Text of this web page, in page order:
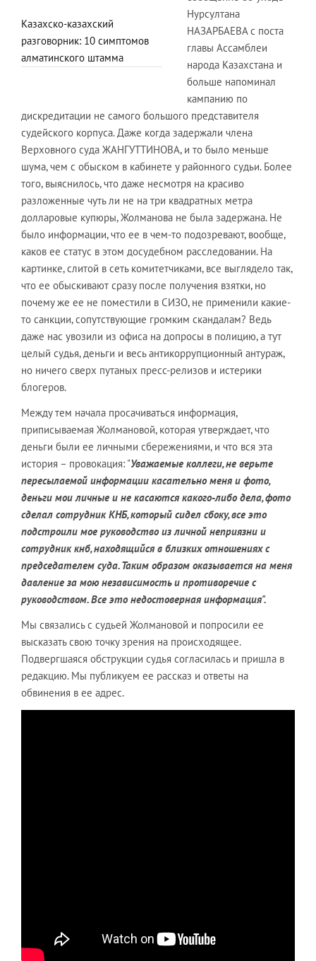
Казахско-казахский
разговорник: 10 симптомов
алматинского штамма
Нурсултана
НАЗАРБАЕВА с поста
главы Ассамблеи
народа Казахстана и
больше напоминал
кампанию по
дискредитации не самого большого представителя
судейского корпуса. Даже когда задержали члена
Верховного суда ЖАНГУТТИНОВА, и то было меньше
шума, чем с обыском в кабинете у районного судьи. Более
того, выяснилось, что даже несмотря на красиво
разложенные чуть ли не на три квадратных метра
долларовые купюры, Жолманова не была задержана. Не
было информации, что ее в чем-то подозревают, вообще,
каков ее статус в этом досудебном расследовании. На
картинке, слитой в сеть комитетчиками, все выглядело так,
что ее обыскивают сразу после получения взятки, но
почему же ее не поместили в СИЗО, не применили какие-
то санкции, сопутствующие громким скандалам? Ведь
даже нас увозили из офиса на допросы в полицию, а тут
целый судья, деньги и весь антикоррупционный антураж,
но ничего сверх путаных пресс-релизов и истерики
блогеров.
Между тем начала просачиваться информация,
приписываемая Жолмановой, которая утверждает, что
деньги были ее личными сбережениями, и что вся эта
история – провокация: "Уважаемые коллеги, не верьте
пересылаемой информации касательно меня и фото,
деньги мои личные и не касаются какого-либо дела, фото
сделал сотрудник КНБ, который сидел сбоку, все это
подстроили мое руководство из личной неприязни и
сотрудник кнб, находящийся в близких отношениях с
председателем суда. Таким образом оказывается на меня
давление за мою независимость и противоречие с
руководством. Все это недостоверная информация".
Мы связались с судьей Жолмановой и попросили ее
высказать свою точку зрения на происходящее.
Подвергшаяся обструкции судья согласилась и пришла в
редакцию. Мы публикуем ее рассказ и ответы на
обвинения в ее адрес.